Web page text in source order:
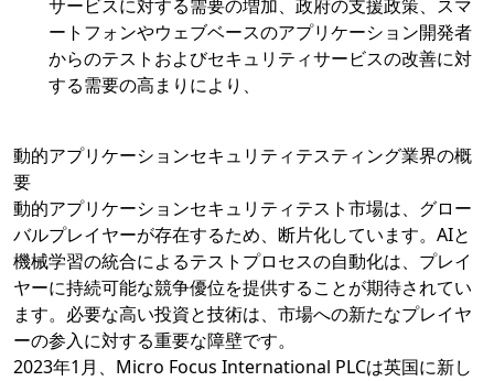
サービスに対する需要の増加、政府の支援政策、スマ
ートフォンやウェブベースのアプリケーション開発者
からのテストおよびセキュリティサービスの改善に対
する需要の高まりにより、
動的アプリケーションセキュリティテスティング業界の概
要
動的アプリケーションセキュリティテスト市場は、グロー
バルプレイヤーが存在するため、断片化しています。AIと
機械学習の統合によるテストプロセスの自動化は、プレイ
ヤーに持続可能な競争優位を提供することが期待されてい
ます。必要な高い投資と技術は、市場への新たなプレイヤ
ーの参入に対する重要な障壁です。
2023年1月、Micro Focus International PLCは英国に新し